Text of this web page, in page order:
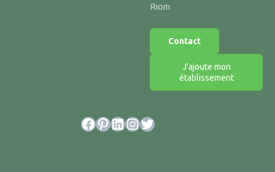
Riom
Contact
J'ajoute mon
établissement
Facebook Pinterest LinkedIn InstagramTwitter